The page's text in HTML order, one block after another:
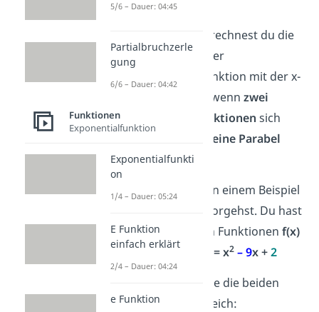
Bei Nullstellen berechnest du die
Schnittpunkte einer
quadratischen Funktion mit der x-
Achse. Aber was, wenn zwei
quadratische Funktionen sich
eine Parabel
und eine Gerade
Schau dir gleich an einem Beispiel
an, wie du dann vorgehst. Du hast
die quadratischen Funktionenf(x)
=4x2+8und g(x) = x2 – 9x +2
: Setze die beiden
Funktionen gleich:
5/6 – Dauer: 04:45
Partialbruchzerle
gung
6/6 – Dauer: 04:42
Funktionen
Exponentialfunktion
Exponentialfunkti
on
1/4 – Dauer: 05:24
E Funktion
einfach erklärt
2/4 – Dauer: 04:24
e Funktion